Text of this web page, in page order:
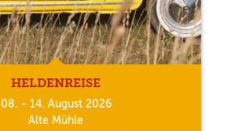
HELDENREISE
08. - 14. August 2026
Alte Mühle